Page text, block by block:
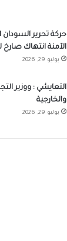
حركة تحرير
الآمنة انتهاك صارخ
يوليو 29, 2026
التعايشي : ووزير
والخارجية
يوليو 29, 2026